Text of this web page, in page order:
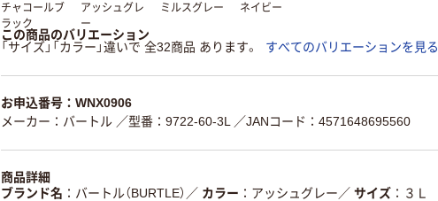
チャコールブ
ラック
アッシュグレ
ー
ミルスグレー ネイビー
この商品のバリエーション
「サイズ」「カラー」違いで 全32商品 あります。
すべてのバリエーションを見る
お申込番号：WNX0906
メーカー：バートル ／型番：9722-60-3L ／JANコード：4571648695560
商品詳細
ブランド名
バートル（BURTLE） ／ カラー アッシュグレー ／ サイズ
３Ｌ